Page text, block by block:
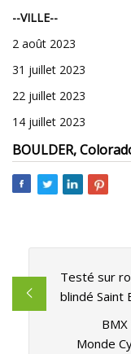
--VILLE--
2 août 2023
31 juillet 2023
22 juillet 2023
14 juillet 2023
BOULDER,
Testé sur
blindé Saint
Monde